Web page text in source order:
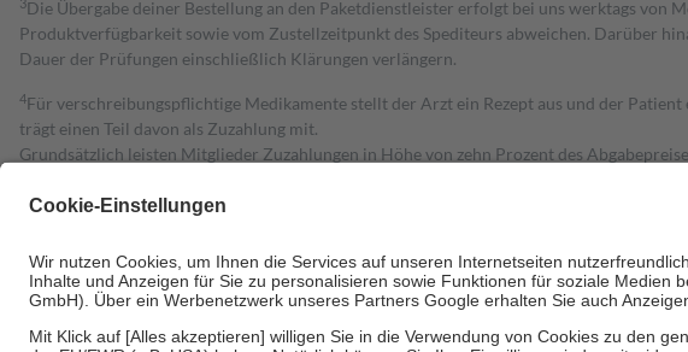
3Die Übergabe deiner Bestellung an den Paketdienstleister erfolgt bei uns werktags von
Produktverfügbarkeit sowie vom Zustellzeitpunkt des Spediteurs abweichen. Darüber
Dauer der Prüfungen einschließlich Klärungen verlängern.
4Für verschreibungspflichtige Medikamente stellt der Arzt ein Rezept aus und der
trägt einen Teil davon als Zuzahlung mit.
Grundsätzlich leisten Mitglieder Zuzahlungen in Höhe von zehn Prozent des
Diese Regeln gelten grundsätzlich auch für Online-Apotheken.
Um das Engagement der Versicherten für ihre eigene Gesundheit zu stärken und die
• Kindern und Jugendlichen bis zum vollendeten 18. Lebensjahr mit Ausnahme der
• Untersuchungen zur Vorsorge und Früherkennung, die von der GKV getragen werden
• empfohlenen Schutzimpfungen